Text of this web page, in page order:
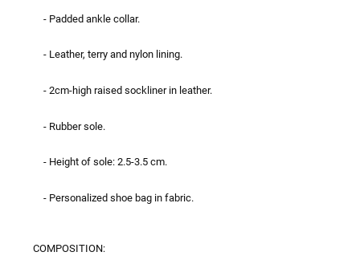
- Padded ankle collar.
- Leather, terry and nylon lining.
- 2cm-high raised sockliner in leather.
- Rubber sole.
- Height of sole: 2.5-3.5 cm.
- Personalized shoe bag in fabric.
COMPOSITION: